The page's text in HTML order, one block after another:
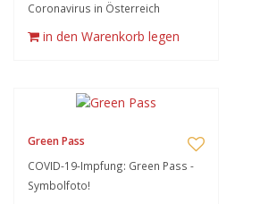
Coronavirus in Österreich
in den Warenkorb legen
Green Pass
COVID-19-Impfung: Green Pass -
Symbolfoto!